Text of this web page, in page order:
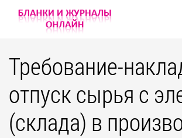
Требование-
отпуск сырья с
(склада) в